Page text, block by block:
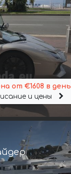
от €1608 в день
и цены